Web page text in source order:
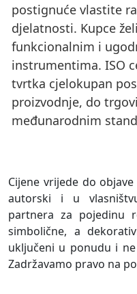
postignuće vlastite
djelatnosti. Kupce
funkcionalnim i
instrumentima. ISO
tvrtka cjelokupan
proizvodnje, do
međunarodnim
Cijene vrijede do
autorski i u
partnera za pojedinu
simbolične, a
uključeni u ponudu i
Zadržavamo pravo na